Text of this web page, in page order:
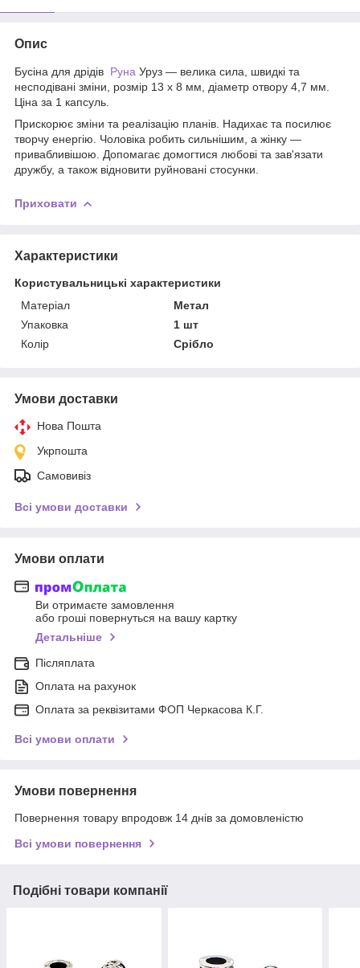
Опис
Бусіна для дрідів Руна Уруз — велика сила, швидкі та
несподівані зміни, розмір 13 х 8 мм, діаметр отвору 4,7 мм.
Ціна за 1 капсуль.
Прискорює зміни та реалізацію планів. Надихає та посилює
творчу енергію. Чоловіка робить сильнішим, а жінку —
привабливішою. Допомагає домогтися любові та зав'язати
дружбу, а також відновити руйновані стосунки.
Приховати
Характеристики
Користувальницькі характеристики
Матеріал
Метал
Упаковка
1 шт
Колір
Срібло
Умови доставки
Нова Пошта
Укрпошта
Самовивіз
Всі умови доставки
Умови оплати
Ви отримаєте замовлення
або гроші повернуться на вашу картку
Детальніше
Післяплата
Оплата на рахунок
Оплата за реквізитами ФОП Черкасова К.Г.
Всі умови оплати
Умови повернення
Повернення товару впродовж 14 днів за домовленістю
Всі умови повернення
Подібні товари компанії